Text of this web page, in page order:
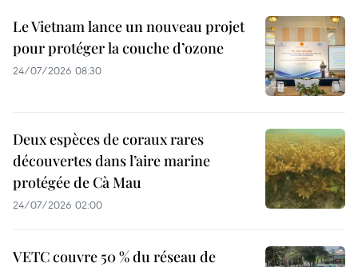
Le Vietnam lance un nouveau projet
pour protéger la couche d’ozone
24/07/2026 08:30
Deux espèces de coraux rares
découvertes dans l’aire marine
protégée de Cà Mau
24/07/2026 02:00
VETC couvre 50 % du réseau de